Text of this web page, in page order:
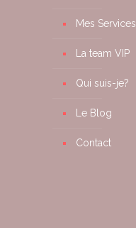
Mes Services
La team VIP
Qui suis-je?
Le Blog
Contact